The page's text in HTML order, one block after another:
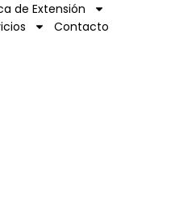
de Extensión
Contacto